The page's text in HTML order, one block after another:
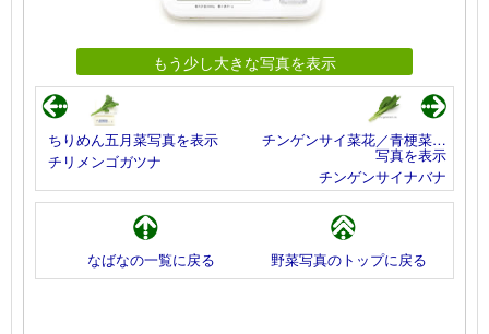
もう少し大きな写真を表示
ちりめん五月菜写真を表示
チリメンゴガツナ
チンゲンサイ菜花／青梗菜…
写真を表示
チンゲンサイナバナ
なばなの一覧に戻る 野菜写真のトップに戻る